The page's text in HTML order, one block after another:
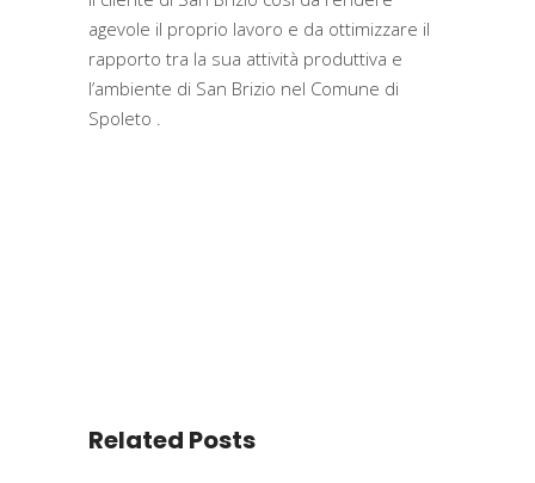
agevole il proprio lavoro e da ottimizzare il
rapporto tra la sua attività produttiva e
l’ambiente di San Brizio nel Comune di
Spoleto .
Related Posts